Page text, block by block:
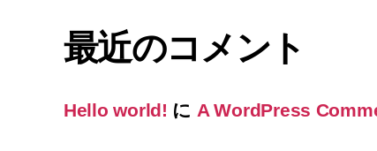
最近のコメント
Hello world! に A WordPress